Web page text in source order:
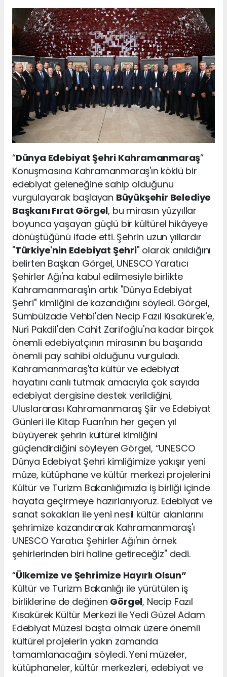
“Dünya Edebiyat Şehri Kahramanmaraş”
Konuşmasına Kahramanmaraş'ın köklü bir
edebiyat geleneğine sahip olduğunu
vurgulayarak başlayan Büyükşehir Belediye
Başkanı Fırat Görgel, bu mirasın yüzyıllar
boyunca yaşayan güçlü bir kültürel hikâyeye
dönüştüğünü ifade etti. Şehrin uzun yıllardır
"Türkiye'nin Edebiyat Şehri" olarak anıldığını
belirten Başkan Görgel, UNESCO Yaratıcı
Şehirler Ağı'na kabul edilmesiyle birlikte
Kahramanmaraş'ın artık "Dünya Edebiyat
Şehri" kimliğini de kazandığını söyledi. Görgel,
Sümbülzade Vehbi'den Necip Fazıl Kısakürek'e,
Nuri Pakdil'den Cahit Zarifoğlu'na kadar birçok
önemli edebiyatçının mirasının bu başarıda
önemli pay sahibi olduğunu vurguladı.
Kahramanmaraş'ta kültür ve edebiyat
hayatını canlı tutmak amacıyla çok sayıda
edebiyat dergisine destek verildiğini,
Uluslararası Kahramanmaraş Şiir ve Edebiyat
Günleri ile Kitap Fuarı'nın her geçen yıl
büyüyerek şehrin kültürel kimliğini
güçlendirdiğini söyleyen Görgel, “UNESCO
Dünya Edebiyat Şehri kimliğimize yakışır yeni
müze, kütüphane ve kültür merkezi projelerini
Kültür ve Turizm Bakanlığımızla iş birliği içinde
hayata geçirmeye hazırlanıyoruz. Edebiyat ve
sanat sokakları ile yeni nesil kültür alanlarını
şehrimize kazandırarak Kahramanmaraş'ı
UNESCO Yaratıcı Şehirler Ağı'nın örnek
şehirlerinden biri haline getireceğiz" dedi.
“Ülkemize ve Şehrimize Hayırlı Olsun”
Kültür ve Turizm Bakanlığı ile yürütülen iş
birliklerine de değinen Görgel, Necip Fazıl
Kısakürek Kültür Merkezi ile Yedi Güzel Adam
Edebiyat Müzesi başta olmak üzere önemli
kültürel projelerin yakın zamanda
tamamlanacağını söyledi. Yeni müzeler,
kütüphaneler, kültür merkezleri, edebiyat ve